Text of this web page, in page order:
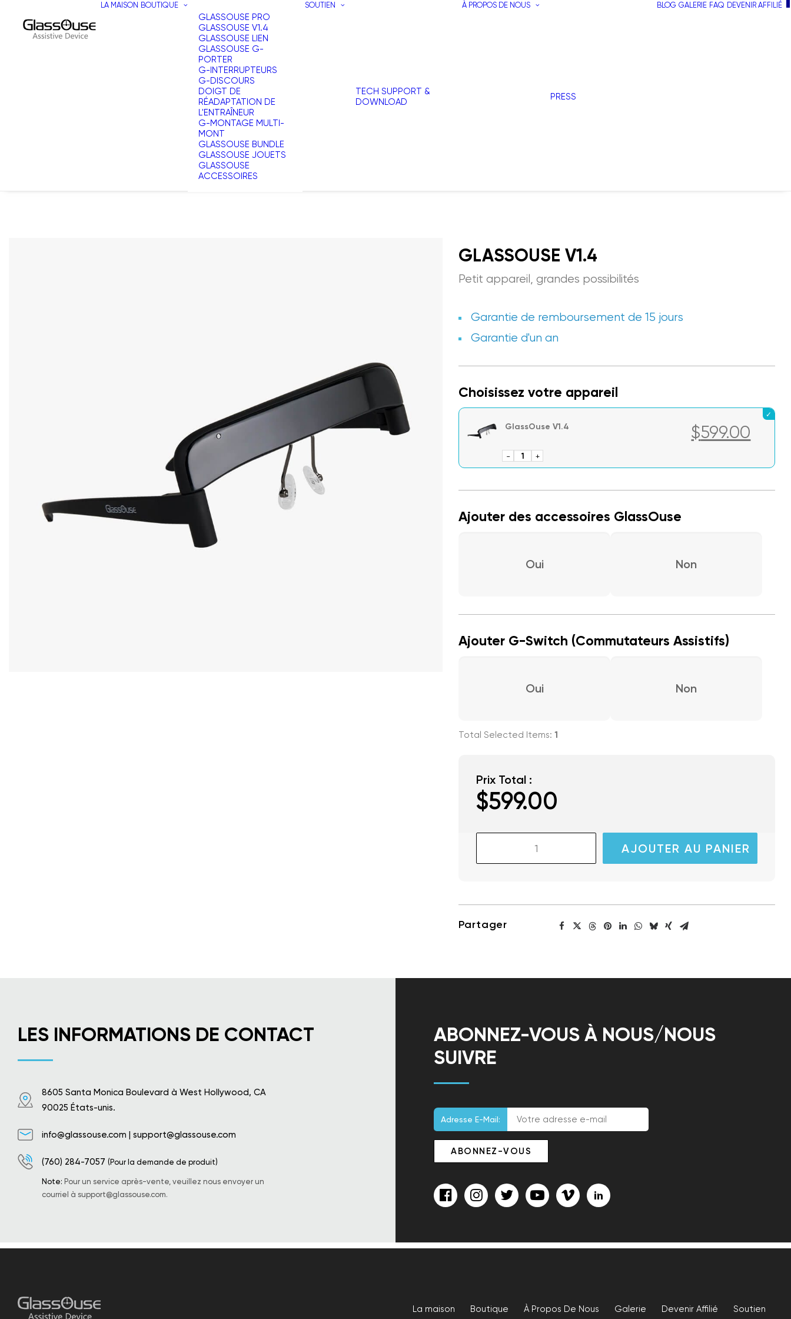
LA MAISON BOUTIQUE
GLASSOUSE PRO
GLASSOUSE V1.4
GLASSOUSE LIEN
GLASSOUSE G-
PORTER
G-INTERRUPTEURS
G-DISCOURS
DOIGT DE
RÉADAPTATION DE
L'ENTRAÎNEUR
G-MONTAGE MULTI-
MONT
GLASSOUSE BUNDLE
GLASSOUSE JOUETS
GLASSOUSE
ACCESSOIRES
SOUTIEN
TECH SUPPORT &
DOWNLOAD
À PROPOS DE NOUS
PRESS
BLOG GALERIE FAQ DEVENIR AFFILIÉ
GLASSOUSE V1.4
Petit appareil, grandes possibilités
Garantie de remboursement de 15 jours
Garantie d'un an
Choisissez votre appareil
GlassOuse V1.4 $599.00
-
quantité
GlassOuse
+
Ajouter des accessoires GlassOuse
Oui Non
Ajouter G-Switch (Commutateurs Assistifs)
Oui Non
Prix Total :
$599.00
1
AJOUTER AU PANIER
Partager
LES INFORMATIONS DE CONTACT
8605 Santa Monica Boulevard à West Hollywood, CA
90025 États-unis.
info@glassouse.com | support@glassouse.com
(760) 284-7057 (Pour la demande de produit)
Note: Pour un service après-vente, veuillez nous envoyer un
courriel à support@glassouse.com.
ABONNEZ-VOUS À NOUS/NOUS
SUIVRE
Adresse E-Mail:
La maison Boutique À Propos De Nous Galerie Devenir Affilié Soutien